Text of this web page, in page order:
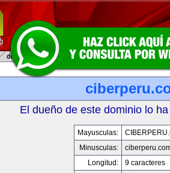
El dueño de este dominio lo
Mayusculas:
Minusculas:
Longitud:
9 caracteres